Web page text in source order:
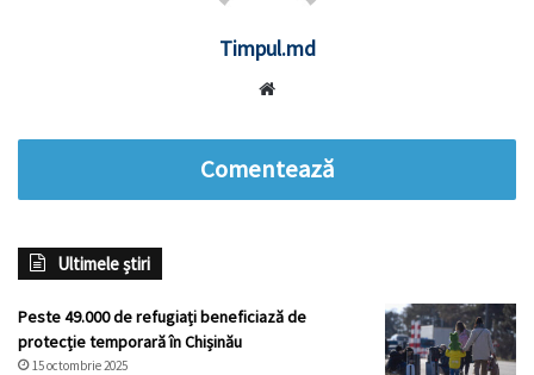
Timpul.md
Comentează
Ultimele știri
Peste 49.000 de refugiați beneficiază de
protecție temporară în Chișinău
15 octombrie 2025